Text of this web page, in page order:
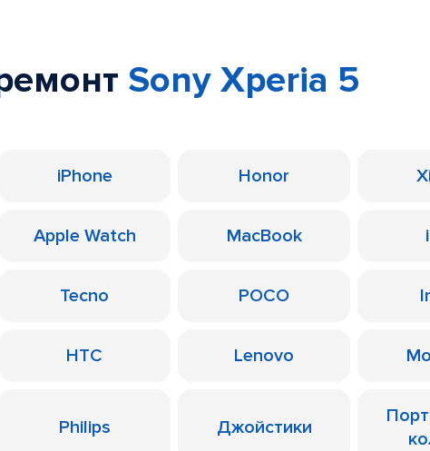
Sony Xperia 5
iPhone Honor
Apple Watch MacBook
Tecno POCO
HTC Lenovo
Philips Джойстики